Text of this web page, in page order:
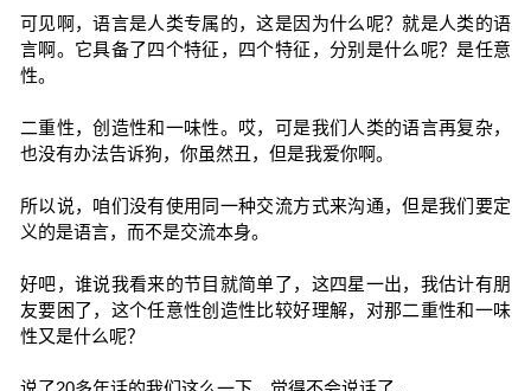
可见啊，语言是人类专属的，这是因为什么呢？就是人类的语
言啊。它具备了四个特征，四个特征，分别是什么呢？是任意
性。
二重性，创造性和一味性。哎，可是我们人类的语言再复杂，
也没有办法告诉狗，你虽然丑，但是我爱你啊。
所以说，咱们没有使用同一种交流方式来沟通，但是我们要定
义的是语言，而不是交流本身。
好吧，谁说我看来的节目就简单了，这四星一出，我估计有朋
友要困了，这个任意性创造性比较好理解，对那二重性和一味
性又是什么呢？